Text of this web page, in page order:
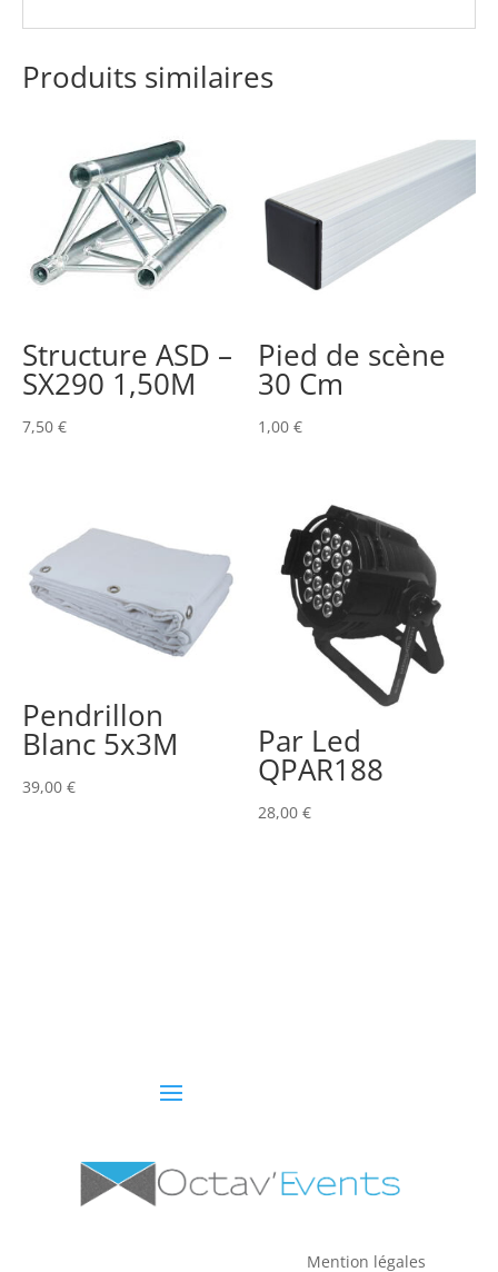
Produits similaires
Structure ASD –
SX290 1,50M
7,50 €
Pied de scène
30 Cm
1,00€
Pendrillon
Blanc 5x3M
39,00 €
Par Led
QPAR188
28,00€
Mention légales